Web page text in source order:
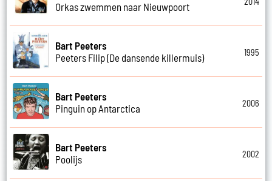
Orkas zwemmen naar Nieuwpoort
Bart Peeters
Peeters Filip (De dansende killermuis)
1995
Bart Peeters
Pinguin op Antarctica
2006
Bart Peeters
Poolijs
2002